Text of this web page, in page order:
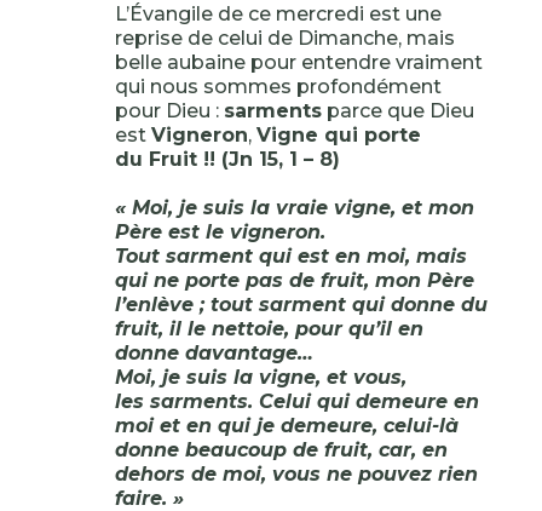
L’Évangile de ce mercredi est une
reprise de celui de Dimanche, mais
belle aubaine pour entendre vraiment
qui nous sommes profondément
pour Dieu : sarmentsparce que Dieu
est Vigneron, Vigne qui porte
du Fruit !! (Jn 15, 1 – 8)
« Moi, je suis la vraie vigne, et mon
Père est le vigneron.
Tout sarmentqui est en moi, mais
qui ne porte pas de fruit, mon Père
l’enlève ; tout sarment qui donne du
fruit, il le nettoie, pour qu’il en
donne davantage…
Moi, je suis la vigne, et vous,
les sarments. Celui qui demeure en
moi et en qui je demeure, celui-là
donne beaucoup de fruit, car, en
dehors de moi, vous ne pouvez rien
faire. »